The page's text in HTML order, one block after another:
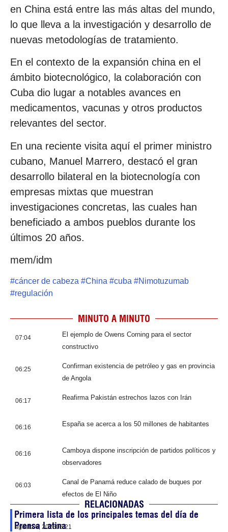
en China está entre las más altas del mundo,
lo que lleva a la investigación y desarrollo de
nuevas metodologías de tratamiento.
En el contexto de la expansión china en el
ámbito biotecnológico, la colaboración con
Cuba dio lugar a notables avances en
medicamentos, vacunas y otros productos
relevantes del sector.
En una reciente visita aquí el primer ministro
cubano, Manuel Marrero, destacó el gran
desarrollo bilateral en la biotecnología con
empresas mixtas que muestran
investigaciones concretas, las cuales han
beneficiado a ambos pueblos durante los
últimos 20 años.
mem/idm
#cáncer de cabeza #China #cuba #Nimotuzumab
#regulación
MINUTO A MINUTO
07:04
El ejemplo de Owens Corning para el sector
constructivo
06:25
Confirman existencia de petróleo y gas en provincia
de Angola
06:17 Reafirma Pakistán estrechos lazos con Irán
06:16 España se acerca a los 50 millones de habitantes
06:16
Camboya dispone inscripción de partidos políticos y
observadores
06:03
Canal de Panamá reduce calado de buques por
efectos de El Niño
RELACIONADAS
Primera lista de los principales temas del día de
Prensa Latina
agosto 6, 202605:21